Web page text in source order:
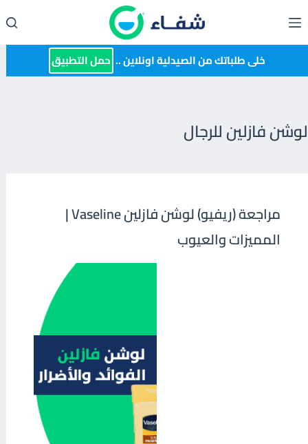
إلى
المحتوى خلى طلباتك من الصيدلية اونلاين .. حمل التطبيق
لوشن فازلين للرجال
مراجعة (ريفيو) لوشن فازلين Vaseline |
المميزات والعيوب